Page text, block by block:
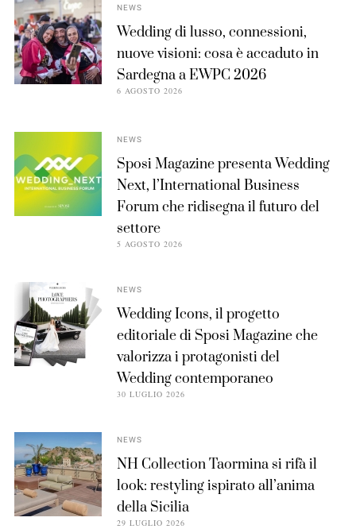
NEWS
Wedding di lusso, connessioni,
nuove visioni: cosa è accaduto in
Sardegna a EWPC 2026
6 AGOSTO 2026
NEWS
Sposi Magazine presenta Wedding
Next, l’International Business
Forum che ridisegna il futuro del
settore
5 AGOSTO 2026
NEWS
Wedding Icons, il progetto
editoriale di Sposi Magazine che
valorizza i protagonisti del
Wedding contemporaneo
30 LUGLIO 2026
NEWS
NH Collection Taormina si rifà il
look: restyling ispirato all’anima
della Sicilia
29 LUGLIO 2026